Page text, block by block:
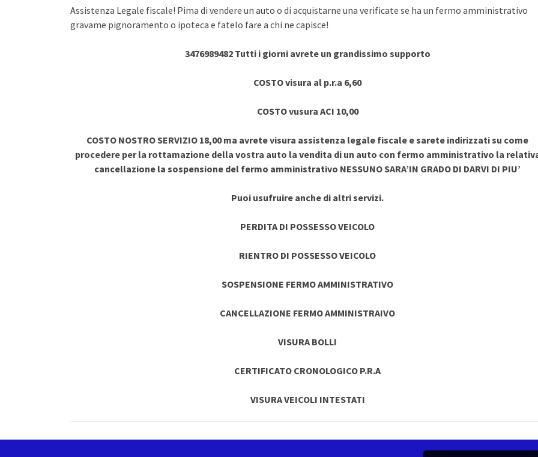
Assistenza Legale fiscale! Pima di vendere un auto o di acquistarne una verificate se ha un fermo amministrativo
gravame pignoramento o ipoteca e fatelo fare a chi ne capisce!
3476989482 Tutti i giorni avrete un grandissimo supporto
COSTO visura al p.r.a 6,60
COSTO vusura ACI 10,00
COSTO NOSTRO SERVIZIO 18,00 ma avrete visura assistenza legale fiscale e sarete indirizzati su come
procedere per la rottamazione della vostra auto la vendita di un auto con fermo amministrativo la
cancellazione la sospensione del fermo amministrativo NESSUNO SARA’IN GRADO DI DARVI DI PIU’
Puoi usufruire anche di altri servizi.
PERDITA DI POSSESSO VEICOLO
RIENTRO DI POSSESSO VEICOLO
SOSPENSIONE FERMO AMMINISTRATIVO
CANCELLAZIONE FERMO AMMINISTRAIVO
VISURA BOLLI
CERTIFICATO CRONOLOGICO P.R.A
VISURA VEICOLI INTESTATI